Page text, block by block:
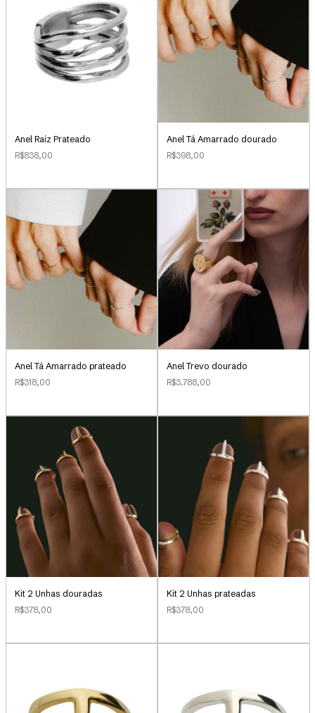
Anel Raiz Prateado
R$838,00
Anel Tá Amarrado dourado
R$398,00
Anel Tá Amarrado prateado
R$318,00
Anel Trevo dourado
R$3.788,00
Kit 2 Unhas douradas
R$378,00
Kit 2 Unhas prateadas
R$378,00